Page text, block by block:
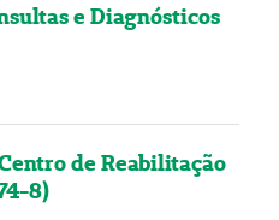
e Diagnósticos
de Reabilitação
8)